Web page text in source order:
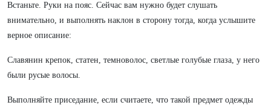
Встаньте. Руки на пояс. Сейчас вам нужно будет слушать
внимательно, и выполнять наклон в сторону тогда, когда услышите
верное описание:
Славянин крепок, статен, темноволос, светлые голубые глаза, у него
были русые волосы.
Выполняйте приседание, если считаете, что такой предмет одежды